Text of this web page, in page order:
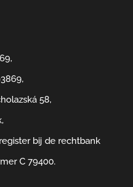
58,
bij de rechtbank
C 79400.